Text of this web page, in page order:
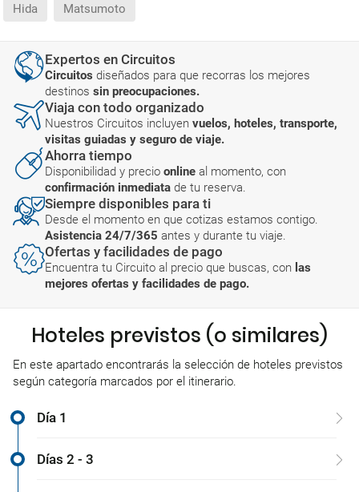
Hida Matsumoto
Expertos en Circuitos
Circuitos diseñados para que recorras los mejores
destinos sin preocupaciones.
Viaja con todo organizado
Nuestros Circuitos incluyen vuelos, hoteles, transporte,
visitas guiadas y seguro de viaje.
Ahorra tiempo
Disponibilidad y precio online al momento, con
confirmación inmediata de tu reserva.
Siempre disponibles para ti
Desde el momento en que cotizas estamos contigo.
Asistencia 24/7/365 antes y durante tu viaje.
Ofertas y facilidades de pago
Encuentra tu Circuito al precio que buscas, con las
mejores ofertas y facilidades de pago.
Hoteles previstos (o similares)
En este apartado encontrarás la selección de hoteles previstos
según categoría marcados por el itinerario.
Día 1
Días 2 - 3